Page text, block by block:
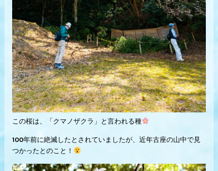
この桜は、「クマノザクラ」と言われる種
100年前に絶滅したとされていましたが、近年古座の山中で見
つかったとのこと！